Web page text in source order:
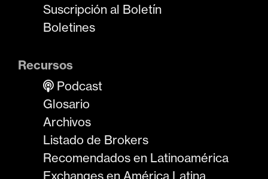
Suscripción al Boletín
Boletines
Recursos
Podcast
Glosario
Archivos
Listado de Brokers
Recomendados en Latinoamérica
Exchanges en América Latina